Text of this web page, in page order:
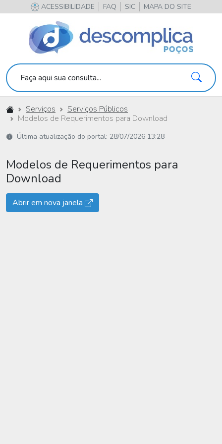
ACESSIBILIDADE FAQ SIC MAPA DO SITE
Faça aqui sua consulta...
Início Serviços
Serviços Públicos
Modelos de Requerimentos para Download
Última atualização do portal: 28/07/2026 13:28
Modelos de Requerimentos para
Download
Abrir em nova janela